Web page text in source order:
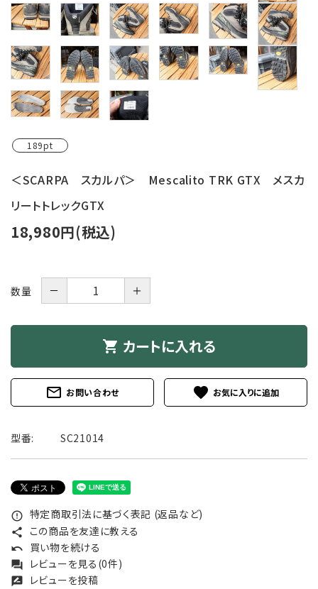
ACCOUNT MENU
ようこそ ゲスト 様
meeting_room ログイン person 新規会員登録
189pt
＜SCARPA スカルパ＞ Mescalito TRK GTX メスカ
リートトレックGTX
18,980円(税込)
数量 － ＋
shopping_cart カートに入れる
mail_outline お問い合わせ favorite
型番: SC21014
error_outline 特定商取引法に基づく表記 (返品など)
share この商品を友達に教える
undo 買い物を続ける
forum レビューを見る(0件)
rate_review レビューを投稿